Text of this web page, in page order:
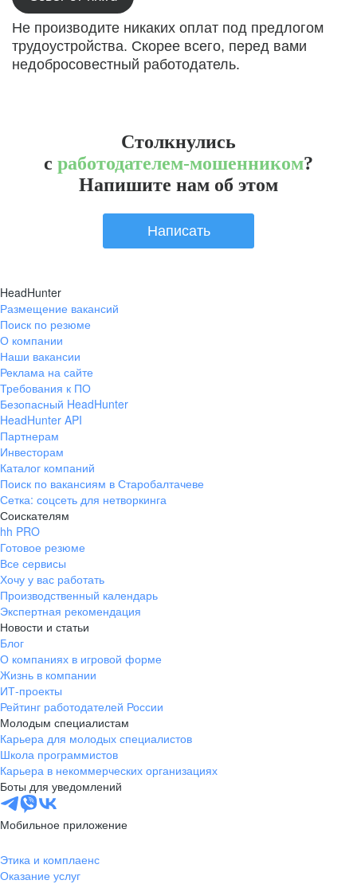
Не производите никаких оплат под предлогом
трудоустройства. Скорее всего, перед вами
недобросовестный работодатель.
Столкнулись
с работодателем-мошенником?
Напишите нам об этом
Написать
HeadHunter
Размещение вакансий
Поиск по резюме
О компании
Наши вакансии
Реклама на сайте
Требования к ПО
Безопасный HeadHunter
HeadHunter API
Партнерам
Инвесторам
Каталог компаний
Поиск по вакансиям в Старобалтачеве
Сетка: соцсеть для нетворкинга
Соискателям
hh PRO
Готовое резюме
Все сервисы
Хочу у вас работать
Производственный календарь
Экспертная рекомендация
Новости и статьи
Блог
О компаниях в игровой форме
Жизнь в компании
ИТ-проекты
Рейтинг работодателей России
Молодым специалистам
Карьера для молодых специалистов
Школа программистов
Карьера в некоммерческих организациях
Боты для уведомлений
Мобильное приложение
Этика и комплаенс
Оказание услуг